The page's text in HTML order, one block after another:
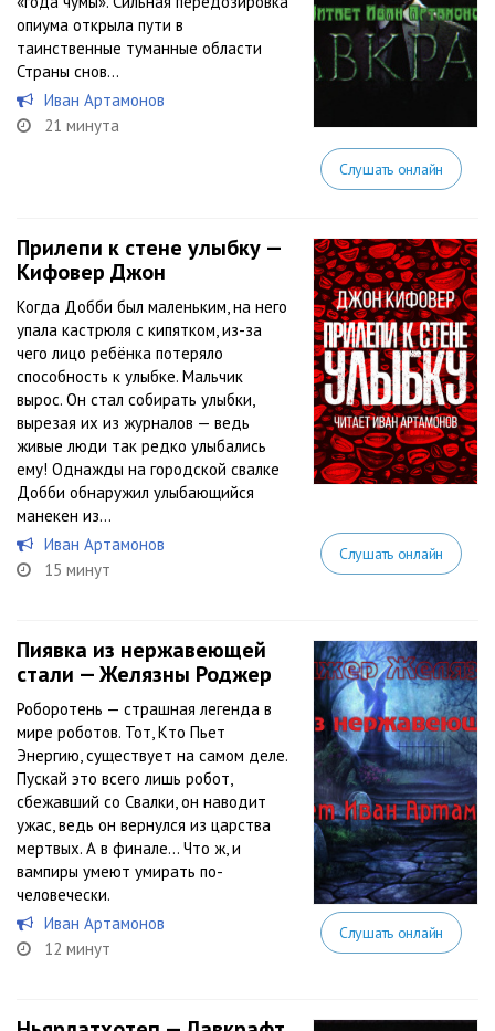
опиума открыла пути в
таинственные туманные области
Страны снов…
Иван Артамонов
21 минута
Слушать онлайн
Прилепи к стене улыбку —
Кифовер Джон
Когда Добби был маленьким, на него
упала кастрюля с кипятком, из-за
чего лицо ребёнка потеряло
способность к улыбке. Мальчик
вырос. Он стал собирать улыбки,
вырезая их из журналов — ведь
живые люди так редко улыбались
ему! Однажды на городской свалке
Добби обнаружил улыбающийся
манекен из...
Иван Артамонов
15 минут
Слушать онлайн
Пиявка из нержавеющей
стали — Желязны Роджер
Роборотень — страшная легенда в
мире роботов. Тот, Кто Пьет
Энергию, существует на самом деле.
Пускай это всего лишь робот,
сбежавший со Свалки, он наводит
ужас, ведь он вернулся из царства
мертвых. А в финале… Что ж, и
вампиры умеют умирать по-
человечески.
Иван Артамонов
12 минут
Слушать онлайн